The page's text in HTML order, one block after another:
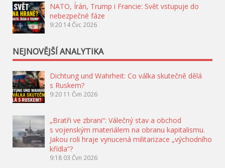
NATO, Írán, Trump i Francie: Svět vstupuje do
nebezpečné fáze
9:20 14 Čvc 2026
NEJNOVĚJŠÍ ANALYTIKA
Dichtung und Wahrheit: Co válka skutečně dělá
s Ruskem?
9:20 11 Čvn 2026
„Bratři ve zbrani“: Válečný stav a obchod
s vojenským materiálem na obranu kapitalismu.
Jakou roli hraje vynucená militarizace „východního
křídla“?
9:18 03 Čvn 2026